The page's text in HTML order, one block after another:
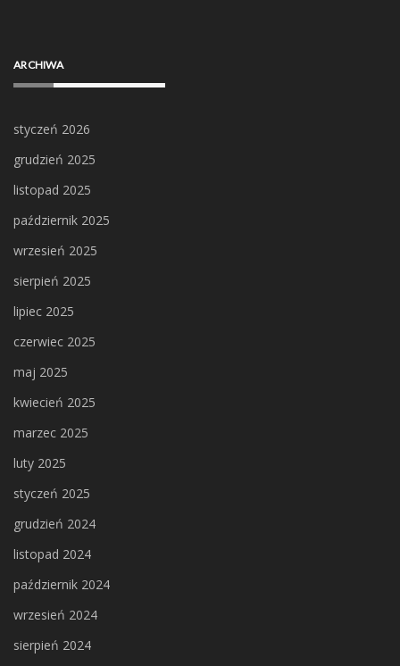
ARCHIWA
styczeń 2026
grudzień 2025
listopad 2025
październik 2025
wrzesień 2025
sierpień 2025
lipiec 2025
czerwiec 2025
maj 2025
kwiecień 2025
marzec 2025
luty 2025
styczeń 2025
grudzień 2024
listopad 2024
październik 2024
wrzesień 2024
sierpień 2024